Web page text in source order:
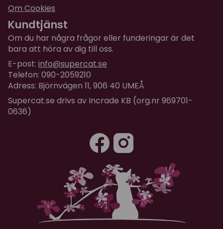
Om Cookies
Kundtjänst
Om du har några frågor eller funderingar är det
bara att höra av dig till oss.
E-post: info@supercat.se
Telefon: 090-2059210
Adress: Björnvägen 11, 906 40 UMEÅ
Supercat.se drivs av Incrade KB (org.nr 969701-
0636)